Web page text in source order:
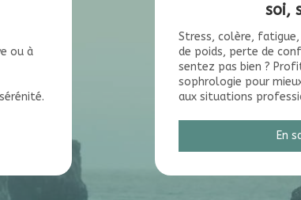
ou à
soi,
Stress, colère,
de poids, perte de
sentez pas bien ?
sophrologie pour
aux situations
En